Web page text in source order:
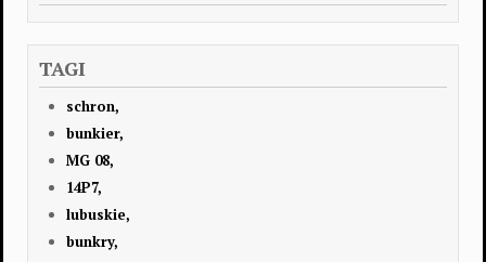
TAGI
schron,
bunkier,
MG 08,
14P7,
lubuskie,
bunkry,